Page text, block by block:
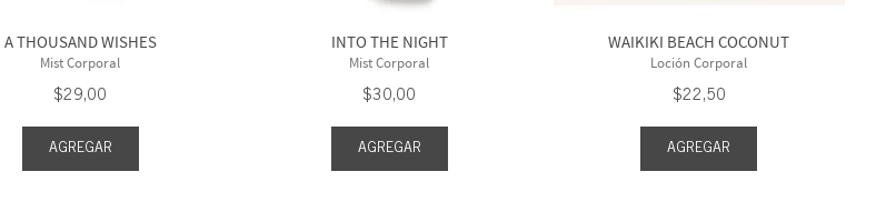
A THOUSAND WISHES
Mist Corporal
$29,00
AGREGAR
INTO THE NIGHT
Mist Corporal
$30,00
AGREGAR
WAIKIKI BEACH COCONUT
Loción Corporal
$22,50
AGREGAR